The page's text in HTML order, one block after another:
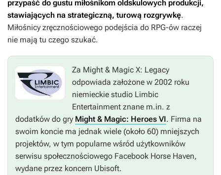
przypaść do gustu miłośnikom oldskulowych produkcji,
stawiających na strategiczną, turową rozgrywkę.
Miłośnicy zręcznościowego podejścia do RPG-ów raczej
nie mają tu czego szukać.
Za Might & Magic X: Legacy
odpowiada założone w 2002 roku
niemieckie studio Limbic
Entertainment znane m.in. z
dodatków do gry Might & Magic: Heroes VI. Firma na
swoim koncie ma jednak wiele (około 60) mniejszych
projektów, w tym popularne wśród użytkowników
serwisu społecznościowego Facebook Horse Haven,
wydane przez koncern Ubisoft.